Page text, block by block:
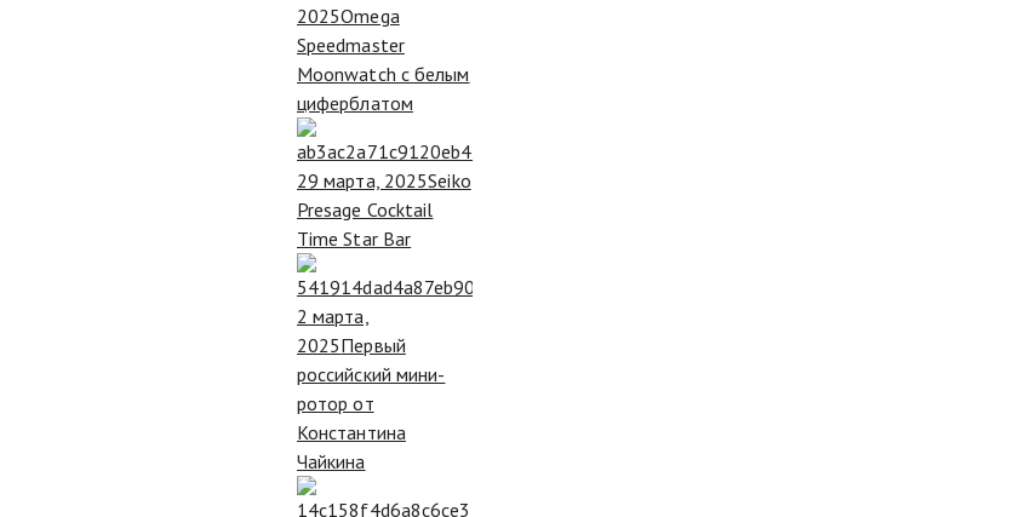
2025Omega
Speedmaster
Moonwatch c белым
циферблатом
29 марта, 2025Seiko
Presage Cocktail
Time Star Bar
2 марта,
2025Первый
российский мини-
ротор от
Константина
Чайкина